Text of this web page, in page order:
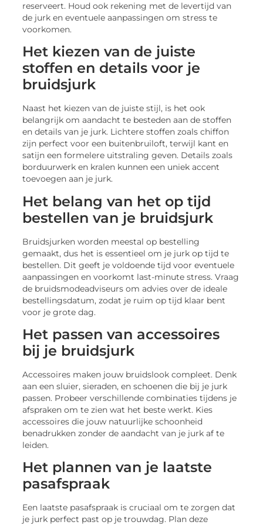
reserveert. Houd ook rekening met de levertijd van
de jurk en eventuele aanpassingen om stress te
voorkomen.
Het kiezen van de juiste
stoffen en details voor je
bruidsjurk
Naast het kiezen van de juiste stijl, is het ook
belangrijk om aandacht te besteden aan de stoffen
en details van je jurk. Lichtere stoffen zoals chiffon
zijn perfect voor een buitenbruiloft, terwijl kant en
satijn een formelere uitstraling geven. Details zoals
borduurwerk en kralen kunnen een uniek accent
toevoegen aan je jurk.
Het belang van het op tijd
bestellen van je bruidsjurk
Bruidsjurken worden meestal op bestelling
gemaakt, dus het is essentieel om je jurk op tijd te
bestellen. Dit geeft je voldoende tijd voor eventuele
aanpassingen en voorkomt last-minute stress. Vraag
de bruidsmodeadviseurs om advies over de ideale
bestellingsdatum, zodat je ruim op tijd klaar bent
voor je grote dag.
Het passen van accessoires
bij je bruidsjurk
Accessoires maken jouw bruidslook compleet. Denk
aan een sluier, sieraden, en schoenen die bij je jurk
passen. Probeer verschillende combinaties tijdens je
afspraken om te zien wat het beste werkt. Kies
accessoires die jouw natuurlijke schoonheid
benadrukken zonder de aandacht van je jurk af te
leiden.
Het plannen van je laatste
pasafspraak
Een laatste pasafspraak is cruciaal om te zorgen dat
je jurk perfect past op je trouwdag. Plan deze